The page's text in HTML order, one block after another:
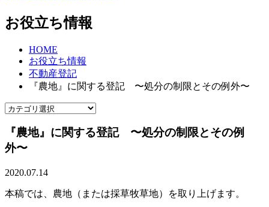
お役立ち情報
HOME
お役立ち情報
不動産登記
『農地』に関する登記 〜処分の制限とその例外〜
『農地』に関する登記 〜処分の制限とその例
外〜
2020.07.14
本稿では、農地（または採草牧草地）を取り上げます。